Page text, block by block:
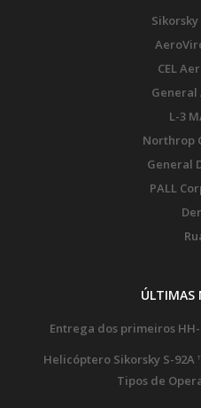
CEL
General
L-3
Northrop
General
PALL
ÚLTIMAS
Entrega dos primeiros HH-
Helicóptero Sikorsky S-
Tipos de